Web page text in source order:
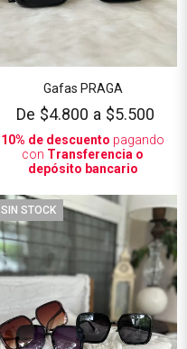
Gafas PRAGA
De $4.800 a $5.500
10% de descuento pagando
con Transferencia o
depósito bancario
SIN STOCK